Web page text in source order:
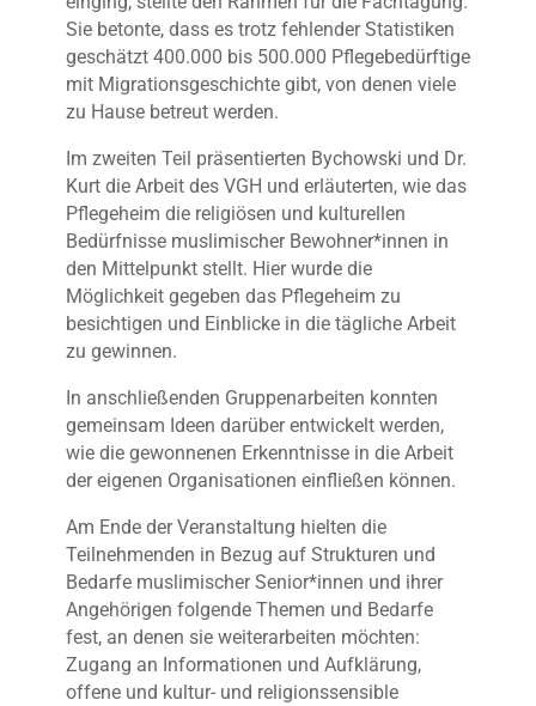
Sie betonte, dass es trotz fehlender Statistiken
geschätzt 400.000 bis 500.000 Pflegebedürftige
mit Migrationsgeschichte gibt, von denen viele
zu Hause betreut werden.
Im zweiten Teil präsentierten Bychowski und Dr.
Kurt die Arbeit des VGH und erläuterten, wie das
Pflegeheim die religiösen und kulturellen
Bedürfnisse muslimischer Bewohner*innen in
den Mittelpunkt stellt. Hier wurde die
Möglichkeit gegeben das Pflegeheim zu
besichtigen und Einblicke in die tägliche Arbeit
zu gewinnen.
In anschließenden Gruppenarbeiten konnten
gemeinsam Ideen darüber entwickelt werden,
wie die gewonnenen Erkenntnisse in die Arbeit
der eigenen Organisationen einfließen können.
Am Ende der Veranstaltung hielten die
Teilnehmenden in Bezug auf Strukturen und
Bedarfe muslimischer Senior*innen und ihrer
Angehörigen folgende Themen und Bedarfe
fest, an denen sie weiterarbeiten möchten:
Zugang an Informationen und Aufklärung,
offene und kultur- und religionssensible